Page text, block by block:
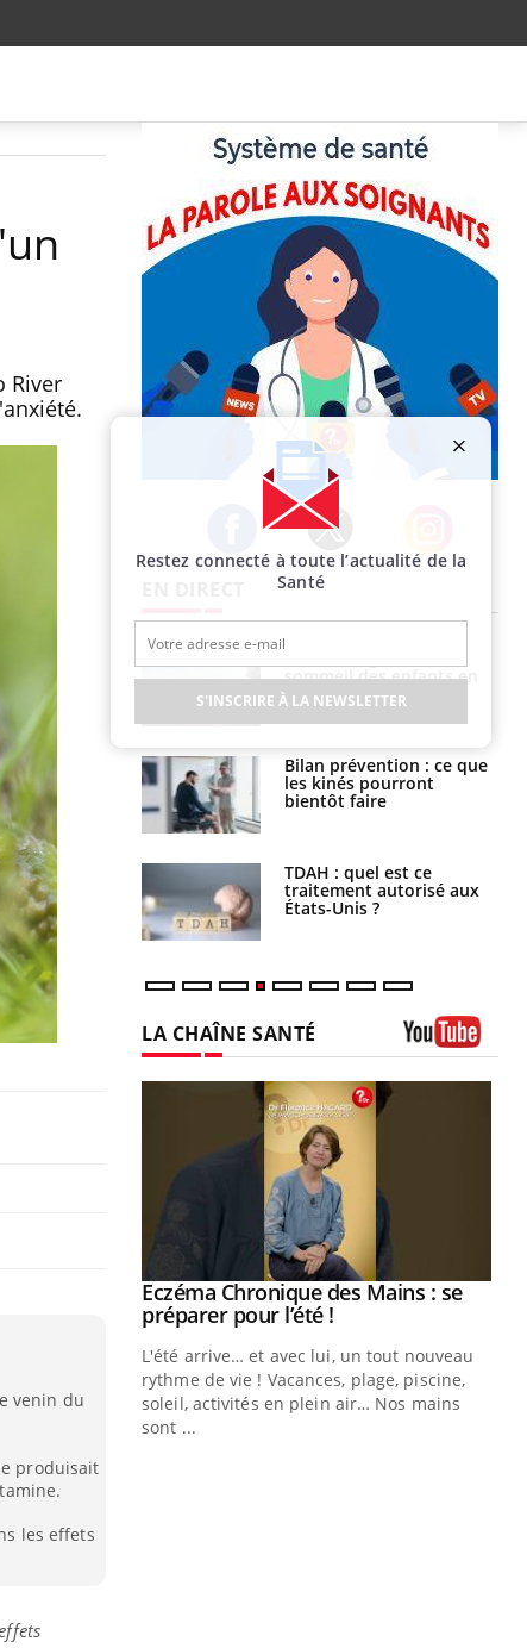
River
venin du
produisait
les effets
Facebook Twitter Instagram
un
une petite fille
à un
en Suisse :
de la
?
:
arme contre
sévères
sommeil des enfants en
vacances ?
Bilan prévention : ce que
les kinés pourront
bientôt faire
TDAH : quel est ce
traitement autorisé aux
États-Unis ?
LA CHAÎNE SANTÉ
les soignants.
Youtube
Eczéma Chronique des Mains : se
préparer pour l’été !Youtube
L'été arrive… et avec lui, un tout nouveau
rythme de vie ! Vacances, plage, piscine,
soleil, activités en plein air… Nos mains
sont ...
Restez connecté à toute l’actualité de la
Santé
S'INSCRIRE À LA NEWSLETTER